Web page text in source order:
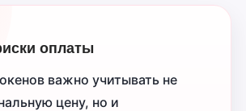
оплаты
важно учитывать не
цену, но и